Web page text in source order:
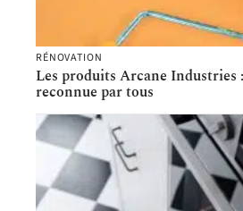
RÉNOVATION
Les produits Arcane Industries
reconnue par tous